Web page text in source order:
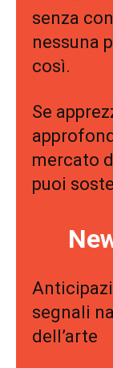
senza
nessuna
così.
Se
mercato
puoi
segnali
dell’arte